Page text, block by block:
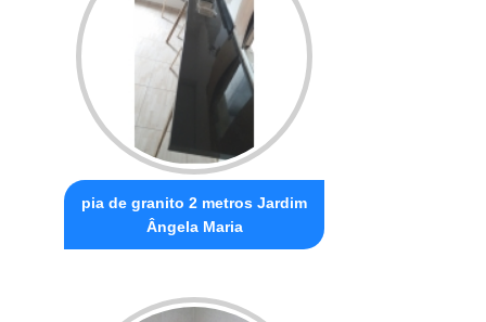
pia de granito 2 metros Jardim
Ângela Maria